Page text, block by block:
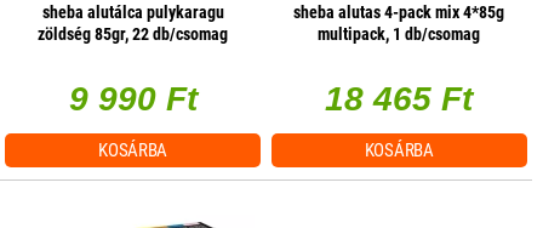
sheba alutálca pulykaragu
zöldség 85gr, 22 db/csomag
9 990 Ft
KOSÁRBA
sheba alutas 4-pack mix 4*85g
multipack, 1 db/csomag
18 465 Ft
KOSÁRBA